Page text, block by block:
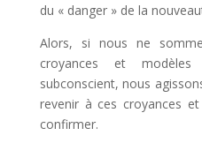
du « danger » de la
Alors, si nous ne
croyances et
subconscient, nous
revenir à ces croyances
confirmer.